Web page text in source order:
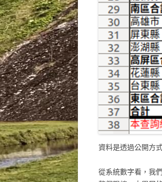
資料是透過公開方
從系統數字看，我